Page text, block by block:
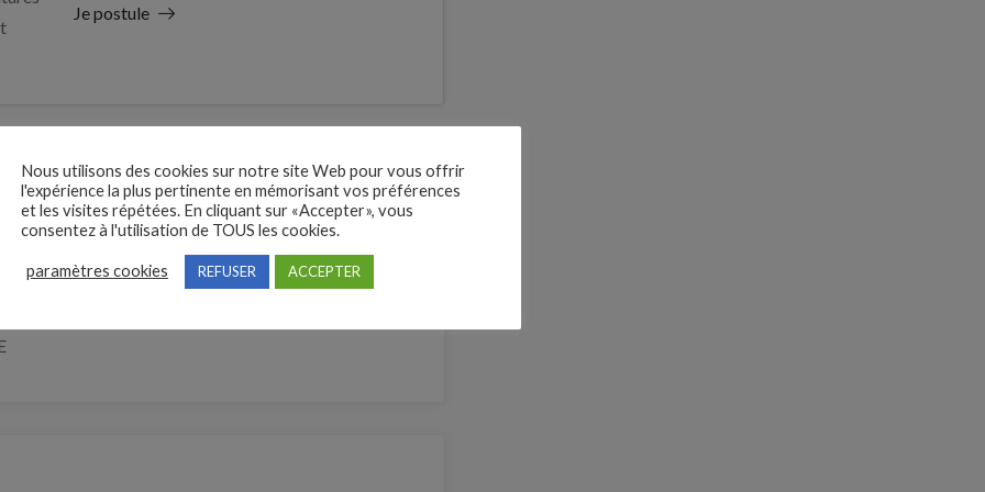
Je postule
de Fleuriste (H/F)
Nous utilisons des cookies sur notre site Web pour vous offrir
l'expérience la plus pertinente en mémorisant vos préférences
et les visites répétées. En cliquant sur «Accepter», vous
consentez à l'utilisation de TOUS les cookies.
paramètres cookies REFUSER ACCEPTER